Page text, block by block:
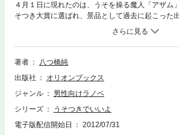
４月１日に現れたのは、うそを操る魔人「アザム
そつき大賞に選ばれ、景品として過去に起こった
できることに。アザムが引き起こす騒動の中、や
になる。「私が生まれたのと引き換えに、お母さ
んな気持ちを持ったままお父さんは再婚をするこ
相手はとてもいい人。このままでは本当のお母さ
ていたことがわかった時、きっとあなたも涙する。
著者
八つ橋純
出版社
オリオンブックス
ジャンル
男性向けラノベ
シリーズ
うそつきでいいよ
電子版配信開始日
2012/07/31